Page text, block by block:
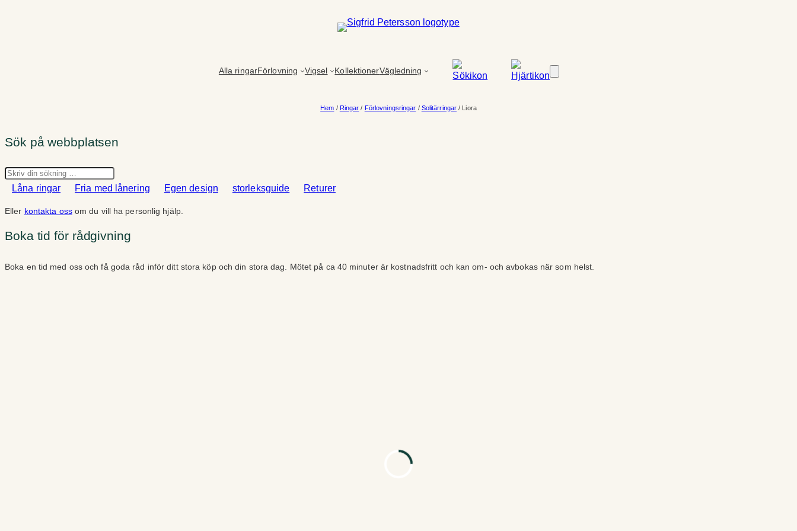
Alla ringarFörlovning Vigsel KollektionerVägledning
Hem / Ringar / Förlovningsringar / Solitärringar / Liora
Sök på webbplatsen
Sök
Låna ringar
Fria med lånering Egen design storleksguide Returer
Eller kontakta ossom du vill ha personlig hjälp.
Boka tid för rådgivning
Boka en tid med oss och få goda råd inför ditt stora köp och din stora dag. Mötet på ca 40 minuter är kostnadsfritt och kan om- och avbokas när som helst.